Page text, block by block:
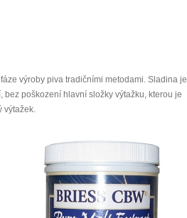
výroby piva tradičními metodami. Sladina je
poškození hlavní složky výtažku, kterou je